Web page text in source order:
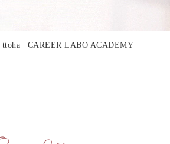
ttoha | CAREER LABO ACADEMY